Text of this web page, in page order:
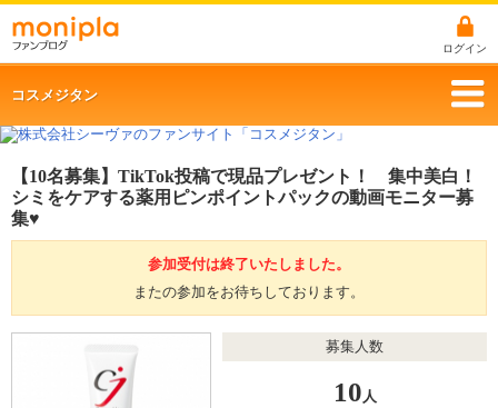
ログイン
コスメジタン
【10名募集】TikTok投稿で現品プレゼント！ 集中美白！
シミをケアする薬用ピンポイントパックの動画モニター募
集♥
参加受付は終了いたしました。
またの参加をお待ちしております。
募集人数
10人